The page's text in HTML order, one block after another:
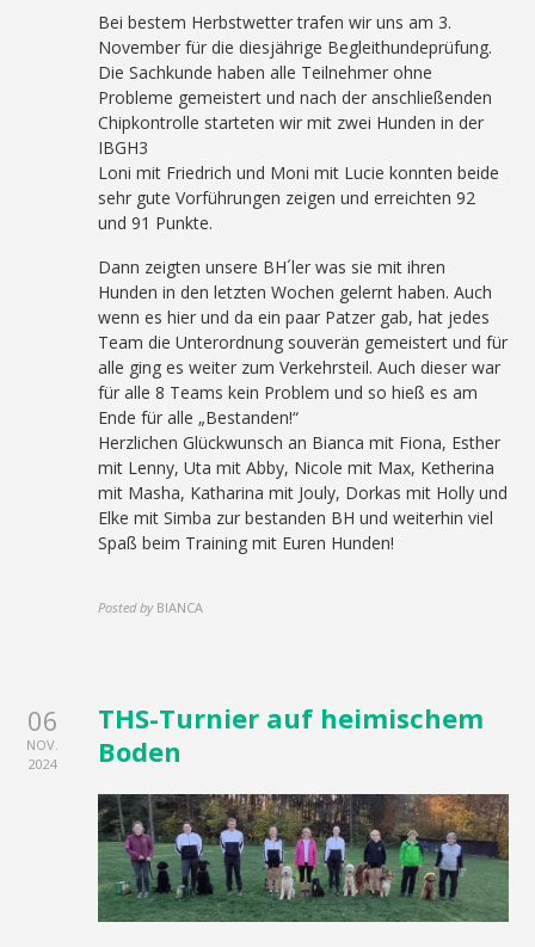
Bei bestem Herbstwetter trafen wir uns am 3.
November für die diesjährige Begleithundeprüfung.
Die Sachkunde haben alle Teilnehmer ohne
Probleme gemeistert und nach der anschließenden
Chipkontrolle starteten wir mit zwei Hunden in der
IBGH3
Loni mit Friedrich und Moni mit Lucie konnten beide
sehr gute Vorführungen zeigen und erreichten 92
und 91 Punkte.
Dann zeigten unsere BH´ler was sie mit ihren
Hunden in den letzten Wochen gelernt haben. Auch
wenn es hier und da ein paar Patzer gab, hat jedes
Team die Unterordnung souverän gemeistert und für
alle ging es weiter zum Verkehrsteil. Auch dieser war
für alle 8 Teams kein Problem und so hieß es am
Ende für alle „Bestanden!“
Herzlichen Glückwunsch an Bianca mit Fiona, Esther
mit Lenny, Uta mit Abby, Nicole mit Max, Ketherina
mit Masha, Katharina mit Jouly, Dorkas mit Holly und
Elke mit Simba zur bestanden BH und weiterhin viel
Spaß beim Training mit Euren Hunden!
Posted by BIANCA
06
NOV.
2024
THS-Turnier auf heimischem
Boden